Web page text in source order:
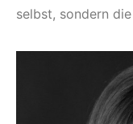
selbst, sondern